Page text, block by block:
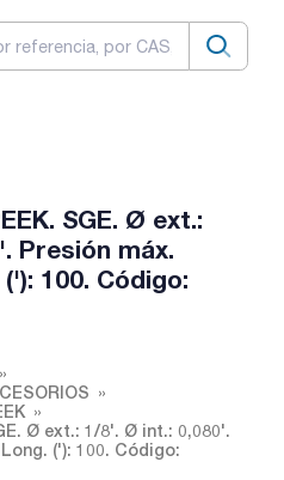
SGE. Ø ext.:
Presión máx.
100. Código:
Ø ext.: 1/8'. Ø int.: 0,080'.
('): 100. Código: